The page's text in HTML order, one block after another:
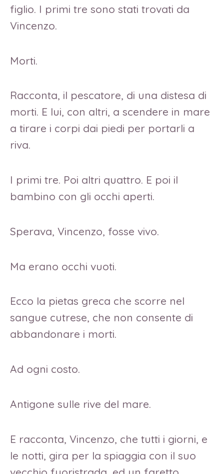
figlio. I primi tre sono stati trovati da
Vincenzo.
Morti.
Racconta, il pescatore, di una distesa di
morti. E lui, con altri, a scendere in mare
a tirare i corpi dai piedi per portarli a
riva.
I primi tre. Poi altri quattro. E poi il
bambino con gli occhi aperti.
Sperava, Vincenzo, fosse vivo.
Ma erano occhi vuoti.
Ecco la pietas greca che scorre nel
sangue cutrese, che non consente di
abbandonare i morti.
Ad ogni costo.
Antigone sulle rive del mare.
E racconta, Vincenzo, che tutti i giorni, e
le notti, gira per la spiaggia con il suo